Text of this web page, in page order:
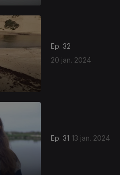
Ep. 32
20 jan. 2024
Ep. 31 13 jan. 2024